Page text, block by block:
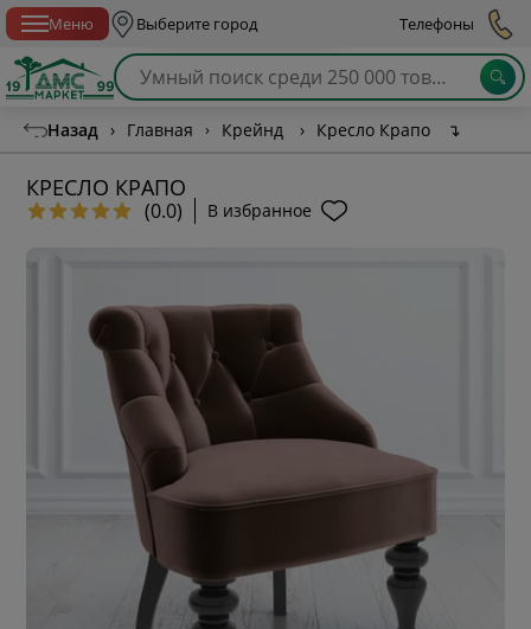
Меню Выберите город Телефоны
Назад › Главная › Крейнд › Кресло Крапо ↴
КРЕСЛО КРАПО
(0.0) В избранное